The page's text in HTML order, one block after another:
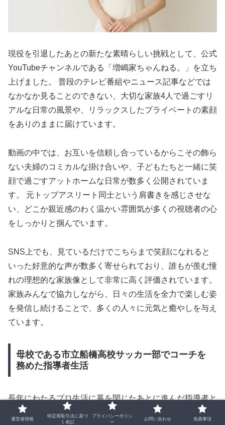
現役を引退したあとの新たな素晴らしい挑戦として、公式
YouTubeチャンネルである「増嶋家ちゃんねる。」を立ち
上げました。 普段のテレビ番組やニュース記事などでは
なかなか見ることのできない、大切な家族4人で過ごすリ
アルな日常の風景や、リラックスしたプライベートの素顔
をありのままに届けています。
動画の中では、お互いを信頼し合っているからこその飾ら
ない夫婦のコミカルな掛け合いや、子どもたちと一緒に笑
顔で過ごすアットホームな日常が数多く公開されていま
す。 元トップアスリート同士という肩書きを感じさせな
い、どこか親近感のわく温かい雰囲気が多くの視聴者の心
をしっかりと掴んでいます。
SNS上でも、見ているだけでこちらまで笑顔になれると
いった好意的な声が数多く寄せられており、誰もが羨む憧
れの理想的な家族像として非常に高く評価されています。
家族みんなで協力しながら、日々の生活を全力で楽しむ姿
を発信し続けることで、多くの人々に元気と癒やしを与え
ています。
母校である市立船橋高校サッカー部でコーチを
務めた指導者生活
長年にわたるプロ生活に幕を閉じたあとに進んだ指導者と
しての第一歩は、自身が学生時代に青春を捧げ、大きく育
運営者情報
特定商取引法に基づ
く表記
プライバシーポリシ
ー
お問い合わせ 免責事項